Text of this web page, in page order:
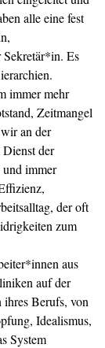
alle eine fest
Es
immer mehr
Zeitmangel
an der
der
immer
der oft
zum
aus
auf der
Berufs, von
Idealismus,
System